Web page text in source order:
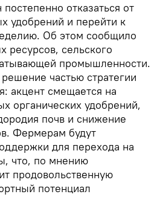
отказаться от
удобрений и перейти к
Об этом сообщило
ресурсов, сельского
промышленности.
частью стратегии
акцент смещается на
органических удобрений,
почв и снижение
Фермерам будут
для перехода на
что, по мнению
продовольственную
потенциал